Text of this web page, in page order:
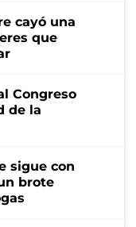
cayó una
que
Congreso
de la
sigue con
brote